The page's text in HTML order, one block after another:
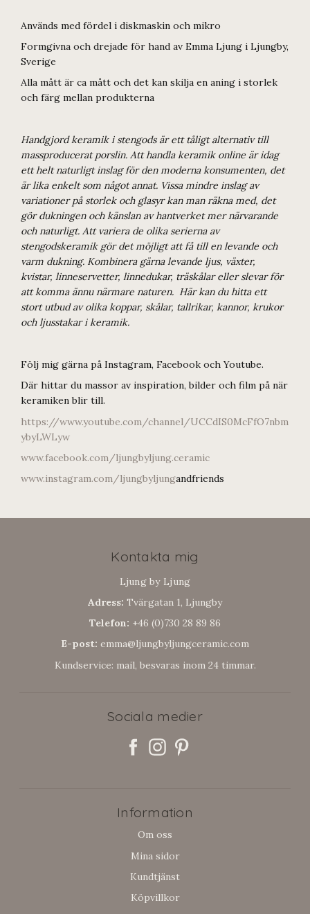
Används med fördel i diskmaskin och mikro
Formgivna och drejade för hand av Emma Ljung i Ljungby,
Sverige
Alla mått är ca mått och det kan skilja en aning i storlek
och färg mellan produkterna
Handgjord keramik i stengods är ett tåligt alternativ till
massproducerat porslin. Att handla keramik online är idag
ett helt naturligt inslag för den moderna konsumenten, det
är lika enkelt som något annat. Vissa mindre inslag av
variationer på storlek och glasyr kan man räkna med, det
gör dukningen och känslan av hantverket mer närvarande
och naturligt. Att variera de olika serierna av
stengodskeramik gör det möjligt att få till en levande och
varm dukning. Kombinera gärna levande ljus, växter,
kvistar, linneservetter, linnedukar, träskålar eller slevar för
att komma ännu närmare naturen. Här kan du hitta ett
stort utbud av olika koppar, skålar, tallrikar, kannor, krukor
och ljusstakar i keramik.
Följ mig gärna på Instagram, Facebook och Youtube.
Där hittar du massor av inspiration, bilder och film på när
keramiken blir till.
https://www.youtube.com/channel/UCCdIS0McFfO7nbm
ybyLWLyw
www.facebook.com/ljungbyljung.ceramic
www.instagram.com/ljungbyljungandfriends
Kontakta mig
Ljung by Ljung
Adress: Tvärgatan 1, Ljungby
Telefon: +46 (0)730 28 89 86
E-post: emma@ljungbyljungceramic.com
Kundservice: mail, besvaras inom 24 timmar.
Sociala medier
Information
Om oss
Mina sidor
Kundtjänst
Köpvillkor